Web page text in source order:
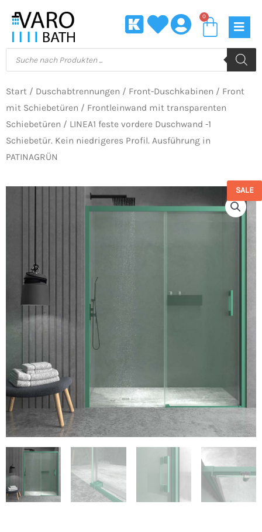
Inhalt
springen
0
€119.54 €118.33
Products
search
Start / Duschabtrennungen / Front-Duschkabinen / Front
mit Schiebetüren / Frontleinwand mit transparenten
Schiebetüren / LINEA1 feste vordere Duschwand -1
Schiebetür. Kein niedrigeres Profil. Ausführung in
PATINAGRÜN
SALE